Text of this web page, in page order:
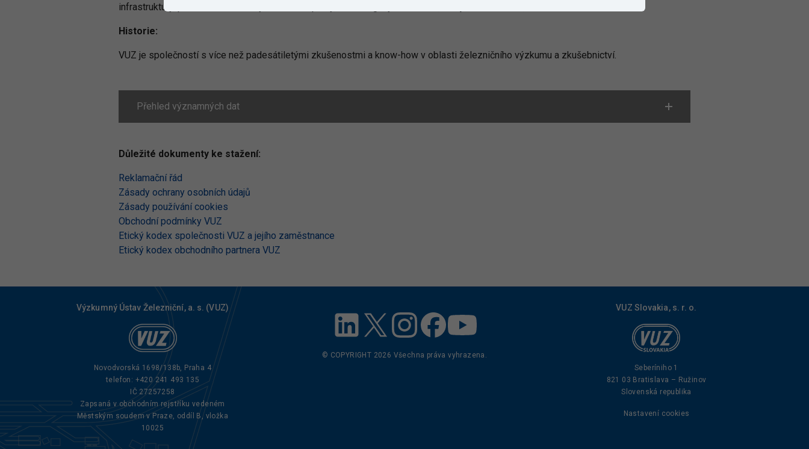
infrastruktury, provozovatelé dráhy a drážní dopravy, státní orgány a instituce, a to jak v tuzemsku, tak v zahraničí.
Historie:
VUZ je společností s více než padesátiletými zkušenostmi a know-how v oblasti železničního výzkumu a zkušebnictví.
Přehled významných dat
Důležité dokumenty ke stažení:
Reklamační řád
Zásady ochrany osobních údajů
Zásady používání cookies
Obchodní podmínky VUZ
Etický kodex společnosti VUZ a jejího zaměstnance
Etický kodex obchodního partnera VUZ
Výzkumný Ústav Železniční, a. s. (VUZ)
Novodvorská 1698/138b, Praha 4
telefon: +420 241 493 135
IČ 27257258
Zapsaná v obchodním rejstříku vedeném
Městským soudem v Praze, oddíl B, vložka
10025
© COPYRIGHT 2026 Všechna práva vyhrazena.
VUZ Slovakia, s. r. o.
Seberíniho 1
821 03 Bratislava – Ružinov
Slovenská republika
Nastavení cookies